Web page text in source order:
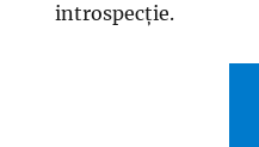
introspecție.